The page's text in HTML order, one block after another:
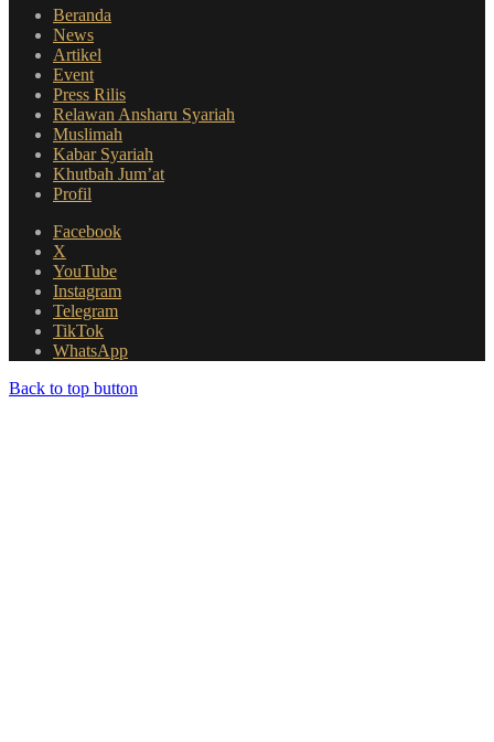
Beranda
News
Artikel
Event
Press Rilis
Relawan Ansharu Syariah
Muslimah
Kabar Syariah
Khutbah Jum’at
Profil
Facebook
X
YouTube
Instagram
Telegram
TikTok
WhatsApp
Back to top button